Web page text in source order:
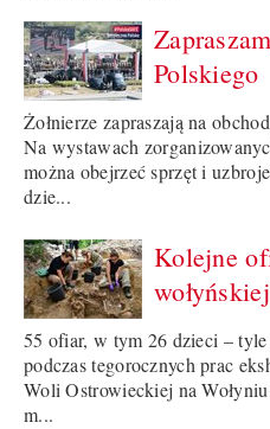
Polskiego
Żołnierze zapraszają na
Na wystawach
można obejrzeć sprzęt i
dzie...
Kolejne
55 ofiar, w tym 26 dzieci –
podczas tegorocznych prac
Woli Ostrowieckiej na
m...